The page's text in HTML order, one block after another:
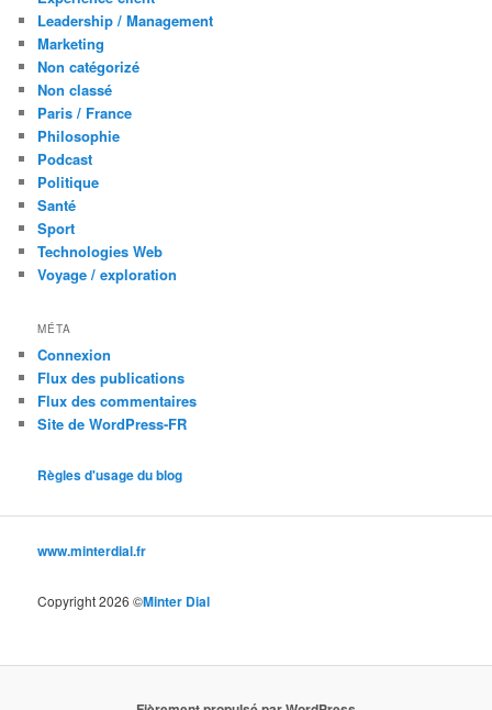
Leadership / Management
Marketing
Non catégorizé
Non classé
Paris / France
Philosophie
Podcast
Politique
Santé
Sport
Technologies Web
Voyage / exploration
MÉTA
Connexion
Flux des publications
Flux des commentaires
Site de WordPress-FR
Règles d'usage du blog
www.minterdial.fr
Copyright 2026 ©Minter Dial